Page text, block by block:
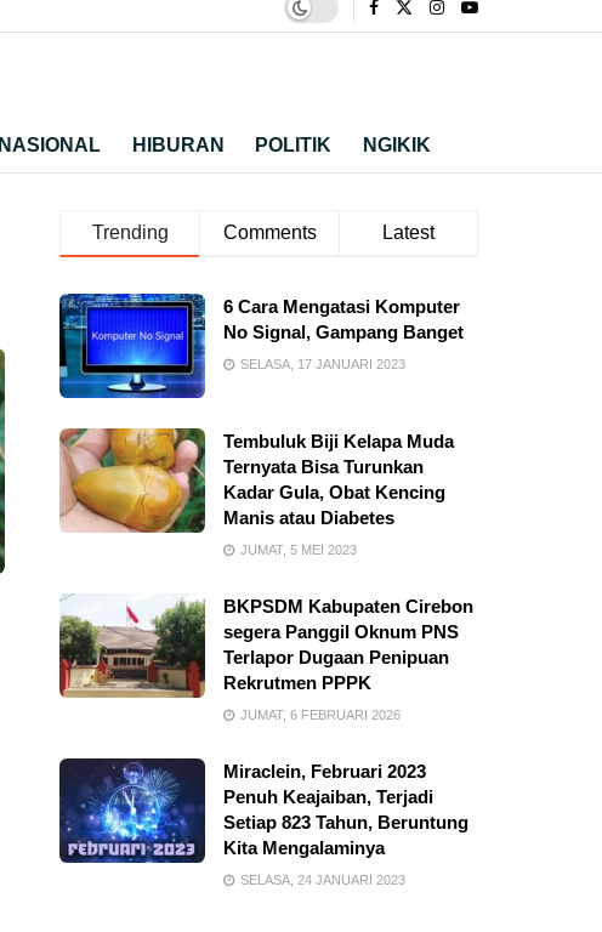
NASIONAL HIBURAN POLITIK NGIKIK
Trending Comments Latest
6 Cara Mengatasi Komputer
No Signal, Gampang Banget
SELASA, 17 JANUARI 2023
Tembuluk Biji Kelapa Muda
Ternyata Bisa Turunkan
Kadar Gula, Obat Kencing
Manis atau Diabetes
JUMAT, 5 MEI 2023
BKPSDM Kabupaten Cirebon
segera Panggil Oknum PNS
Terlapor Dugaan Penipuan
Rekrutmen PPPK
JUMAT, 6 FEBRUARI 2026
Miraclein, Februari 2023
Penuh Keajaiban, Terjadi
Setiap 823 Tahun, Beruntung
Kita Mengalaminya
SELASA, 24 JANUARI 2023